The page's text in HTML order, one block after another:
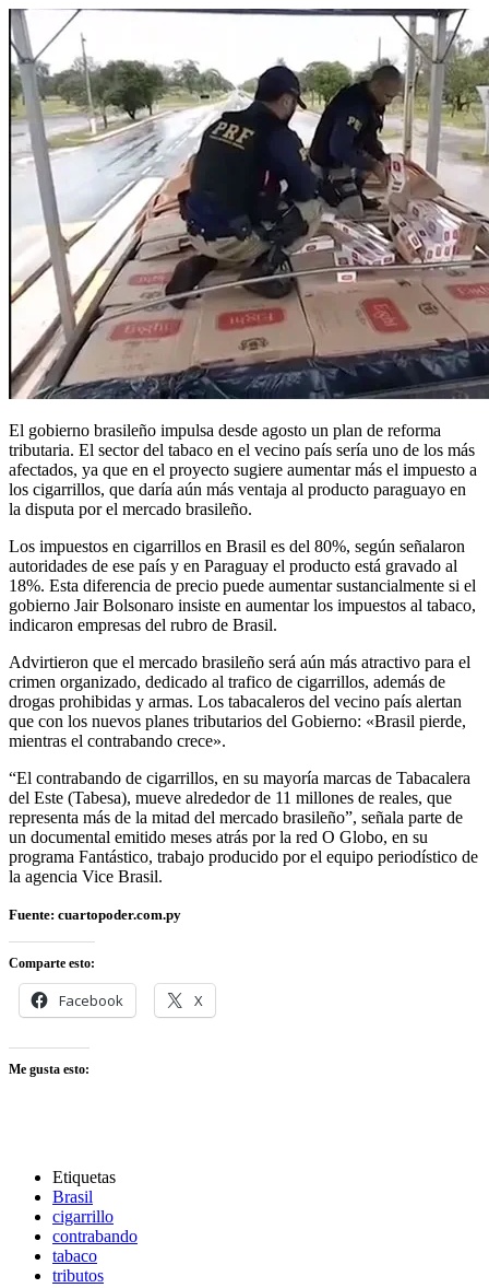
El gobierno brasileño impulsa desde agosto un plan de reforma
tributaria. El sector del tabaco en el vecino país sería uno de los más
afectados, ya que en el proyecto sugiere aumentar más el impuesto a
los cigarrillos, que daría aún más ventaja al producto paraguayo en
la disputa por el mercado brasileño.
Los impuestos en cigarrillos en Brasil es del 80%, según señalaron
autoridades de ese país y en Paraguay el producto está gravado al
18%. Esta diferencia de precio puede aumentar sustancialmente si el
gobierno Jair Bolsonaro insiste en aumentar los impuestos al tabaco,
indicaron empresas del rubro de Brasil.
Advirtieron que el mercado brasileño será aún más atractivo para el
crimen organizado, dedicado al trafico de cigarrillos, además de
drogas prohibidas y armas. Los tabacaleros del vecino país alertan
que con los nuevos planes tributarios del Gobierno: «Brasil pierde,
mientras el contrabando crece».
“El contrabando de cigarrillos, en su mayoría marcas de Tabacalera
del Este (Tabesa), mueve alrededor de 11 millones de reales, que
representa más de la mitad del mercado brasileño”, señala parte de
un documental emitido meses atrás por la red O Globo, en su
programa Fantástico, trabajo producido por el equipo periodístico de
la agencia Vice Brasil.
Fuente: cuartopoder.com.py
Comparte esto:
Facebook X
Me gusta esto:
Etiquetas
Brasil
cigarrillo
contrabando
tabaco
tributos